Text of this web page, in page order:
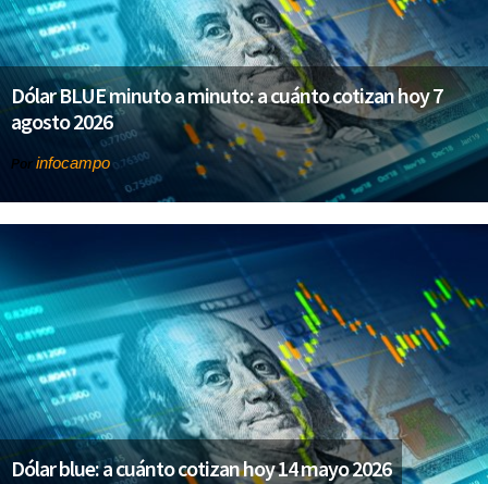
Dólar BLUE minuto a minuto: a cuánto cotizan hoy 7
agosto 2026
Por infocampo
Dólar blue: a cuánto cotizan hoy 14 mayo 2026